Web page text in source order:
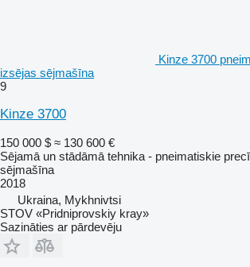
Kinze 3700
izsējas sējmašīna
9
Kinze 3700
150 000 $ ≈ 130 600 €
Sējamā un stādāmā tehnika - pneimatiskie
sējmašīna
2018
Ukraina, Mykhnivtsi
STOV «Pridniprovskiy kray»
Sazināties ar pārdevēju